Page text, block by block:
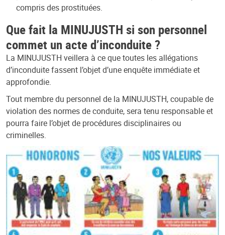
compris des prostituées.
Que fait la MINUJUSTH si son personnel
commet un acte d’inconduite ?
La MINUJUSTH veillera à ce que toutes les allégations
d’inconduite fassent l’objet d’une enquête immédiate et
approfondie.
Tout membre du personnel de la MINUJUSTH, coupable de
violation des normes de conduite, sera tenu responsable et
pourra faire l’objet de procédures disciplinaires ou
criminelles.